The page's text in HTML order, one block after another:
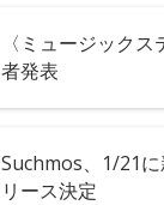
〈ミュージック
者発表
Suchmos、1/21に
リース決定